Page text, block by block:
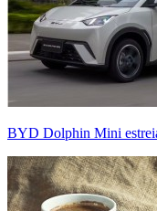
BYD Dolphin Mini